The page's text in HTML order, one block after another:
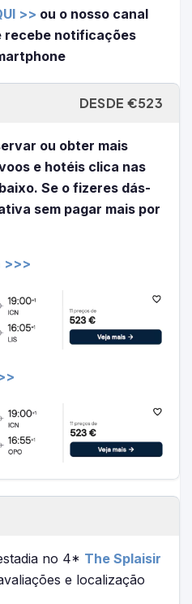
>> ou o nosso canal
recebe notificações
DESDE €523
ou obter mais
e hotéis clica nas
Se o fizeres dás-
sem pagar mais por
>>>
no 4* The Splaisir
e localização